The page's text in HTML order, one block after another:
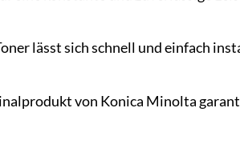
lässt sich schnell und einfach
von Konica Minolta